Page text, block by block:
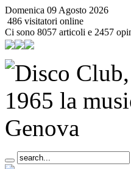
Domenica 09 Agosto 2026
486 visitatori online
Ci sono 8057 articoli e 2457